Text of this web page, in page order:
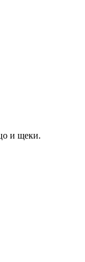
и щеки.